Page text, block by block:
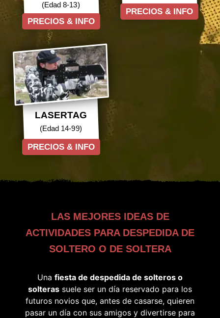
(Edad 8-13)
PRECIOS & INFO
PRECIOS & INFO
LASERTAG
(Edad 14-99)
PRECIOS & INFO
LAS MEJORES IDEAS DE
ACTIVIDADES PARA DESPEDIDA DE
SOLTERO O DE SOLTERA
Una fiesta de despedida de solteros o
solteras suele ser un día reservado para los
futuros novios que, antes de casarse, quieren
pasar un día con sus amigos y divertirse para